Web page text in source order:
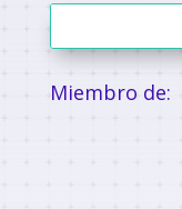
Miembro de: